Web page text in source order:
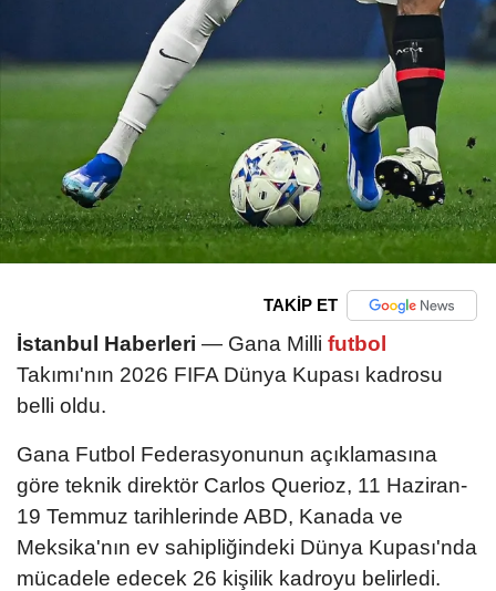
TAKİP ET
İstanbul Haberleri — Gana Milli futbol
Takımı'nın 2026 FIFA Dünya Kupası kadrosu
belli oldu.
Gana Futbol Federasyonunun açıklamasına
göre teknik direktör Carlos Querioz, 11 Haziran-
19 Temmuz tarihlerinde ABD, Kanada ve
Meksika'nın ev sahipliğindeki Dünya Kupası'nda
mücadele edecek 26 kişilik kadroyu belirledi.